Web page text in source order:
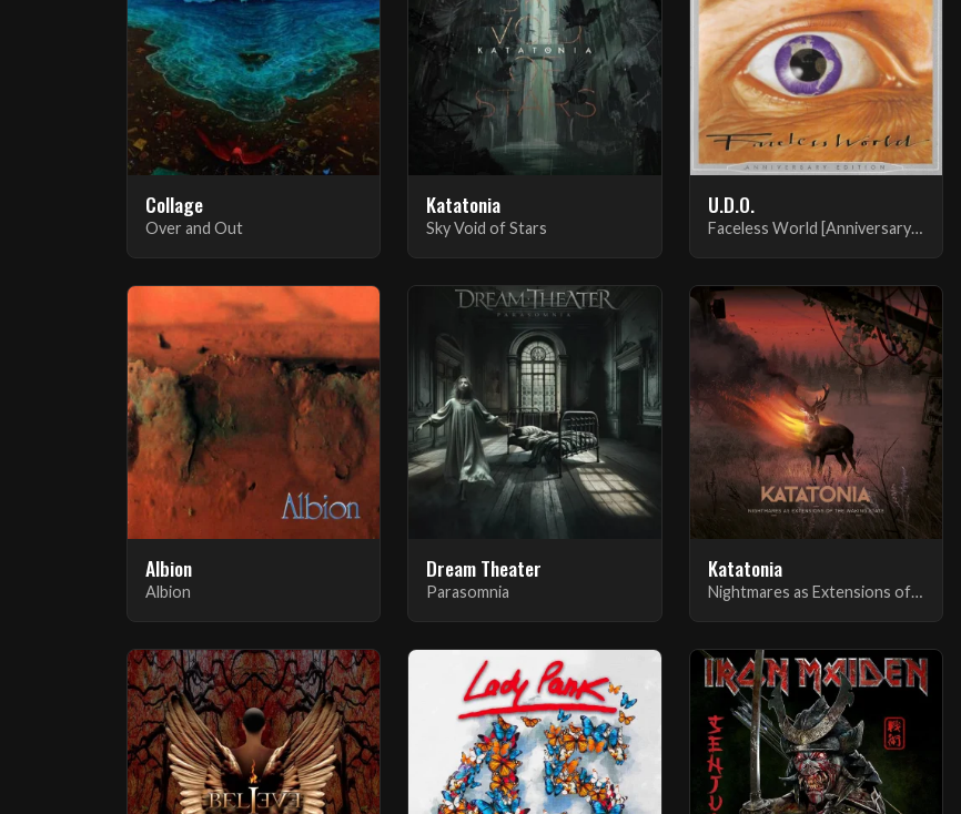
Collage
Over and Out
Katatonia
Sky Void of Stars
U.D.O.
Faceless World [Anniversary Edition]
Albion
Albion
Dream Theater
Parasomnia
Katatonia
Nightmares as Extensions of the Waking State